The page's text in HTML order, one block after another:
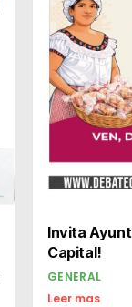
Invita
Capital!
GENERAL
Leer mas